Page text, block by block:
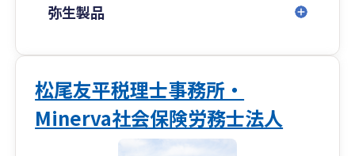
弥生製品
松尾友平税理士事務所・
Minerva社会保険労務士法人